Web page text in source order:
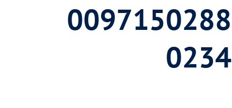
0097150288
0234